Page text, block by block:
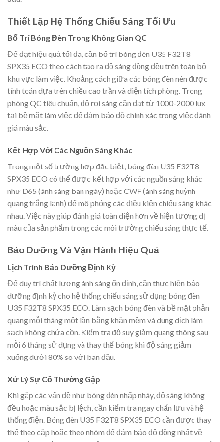
Thiết Lập Hệ Thống Chiếu Sáng Tối Ưu
Bố Trí Bóng Đèn Trong Không Gian QC
Để đạt hiệu quả tối đa, cần bố trí bóng đèn U35 F32T8
SPX35 ECO theo cách tạo ra độ sáng đồng đều trên toàn bộ
khu vực làm việc. Khoảng cách giữa các bóng đèn nên được
tính toán dựa trên chiều cao trần và diện tích phòng. Trong
phòng QC tiêu chuẩn, độ rọi sáng cần đạt từ 1000-2000 lux
tại bề mặt làm việc để đảm bảo độ chính xác trong việc đánh
giá màu sắc.
Kết Hợp Với Các Nguồn Sáng Khác
Trong một số trường hợp đặc biệt, bóng đèn U35 F32T8
SPX35 ECO có thể được kết hợp với các nguồn sáng khác
như D65 (ánh sáng ban ngày) hoặc CWF (ánh sáng huỳnh
quang trắng lạnh) để mô phỏng các điều kiện chiếu sáng khác
nhau. Việc này giúp đánh giá toàn diện hơn về hiện tượng dị
màu của sản phẩm trong các môi trường chiếu sáng thực tế.
Bảo Dưỡng Và Vận Hành Hiệu Quả
Lịch Trình Bảo Dưỡng Định Kỳ
Để duy trì chất lượng ánh sáng ổn định, cần thực hiện bảo
dưỡng định kỳ cho hệ thống chiếu sáng sử dụng bóng đèn
U35 F32T8 SPX35 ECO. Làm sạch bóng đèn và bề mặt phản
quang mỗi tháng một lần bằng khăn mềm và dung dịch làm
sạch không chứa cồn. Kiểm tra độ suy giảm quang thông sau
mỗi 6 tháng sử dụng và thay thế bóng khi độ sáng giảm
xuống dưới 80% so với ban đầu.
Xử Lý Sự Cố Thường Gặp
Khi gặp các vấn đề như bóng đèn nhấp nháy, độ sáng không
đều hoặc màu sắc bị lệch, cần kiểm tra ngay chấn lưu và hệ
thống điện. Bóng đèn U35 F32T8 SPX35 ECO cần được thay
thế theo cặp hoặc theo nhóm để đảm bảo độ đồng nhất về